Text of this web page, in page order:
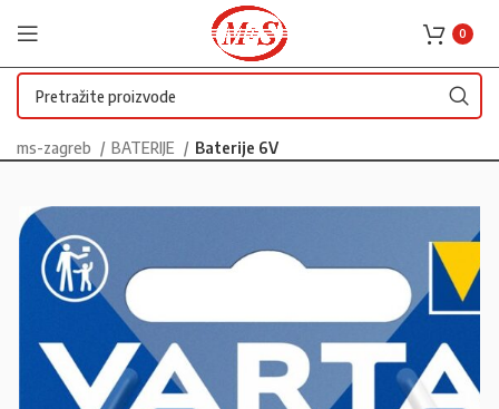
0
ms-zagreb BATERIJE Baterije 6V